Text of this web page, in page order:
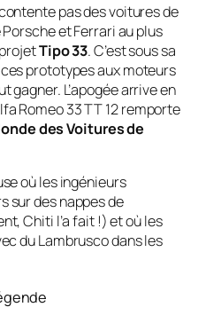
pas des voitures de
et Ferrari au plus
Tipo 33. C’est sous sa
prototypes aux moteurs
gagner. L’apogée arrive en
Romeo 33 TT 12 remporte
des Voitures de
où les ingénieurs
sur des nappes de
Chiti l’a fait !) et où les
du Lambrusco dans les